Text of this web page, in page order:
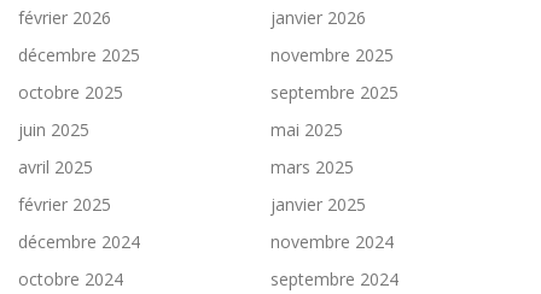
février 2026
janvier 2026
décembre 2025
novembre 2025
octobre 2025
septembre 2025
juin 2025
mai 2025
avril 2025
mars 2025
février 2025
janvier 2025
décembre 2024
novembre 2024
octobre 2024
septembre 2024